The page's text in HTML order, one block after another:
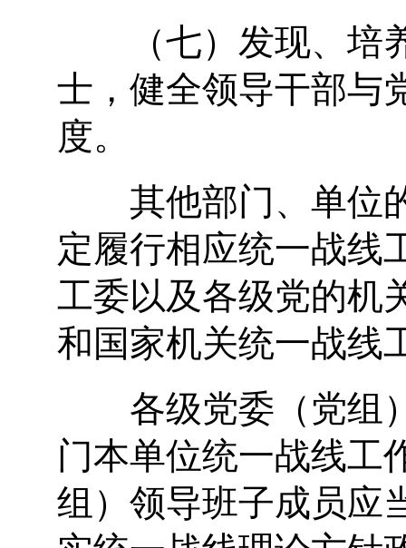
（七）发现、培
士，健全领导干部与
度。
其他部门、单位
定履行相应统一战线
工委以及各级党的机
和国家机关统一战线
各级党委（党组
门本单位统一战线工
组）领导班子成员应